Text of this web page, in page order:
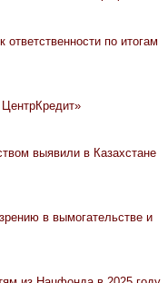
по итогам
выявили в Казахстане
в вымогательстве и